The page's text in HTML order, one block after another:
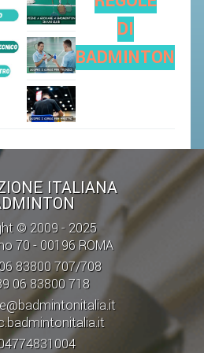
DI
BADMINTON
ITALIANA
© 2009 - 2025
70 - 00196 ROMA
83800 707/708
06 83800 718
FEDERALE
E BANDI
SOCIALE
PATROCINIO
FEDERALE
DI GIUSTIZIA FEDERALE
AZZURRA